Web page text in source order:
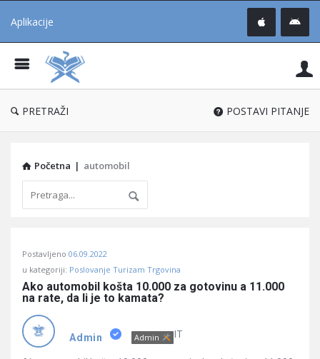
Aplikacije
®
PRETRAŽI POSTAVI PITANJE
Početna | automobil
Učene
Latest
Pitanja
Postavljeno 06.09.2022
u kategoriji: Poslovanje Turizam Trgovina
Ako automobil košta 10.000 za gotovinu a 11.000
na rate, da li je to kamata?
Admin Admin IT